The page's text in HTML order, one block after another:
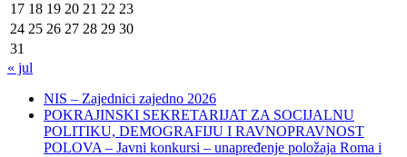
17 18 19 20 21 22 23
24 25 26 27 28 29 30
31
« jul
NIS – Zajednici zajedno 2026
POKRAJINSKI SEKRETARIJAT ZA SOCIJALNU
POLITIKU, DEMOGRAFIJU I RAVNOPRAVNOST
POLOVA – Javni konkursi – unapređenje položaja Roma i